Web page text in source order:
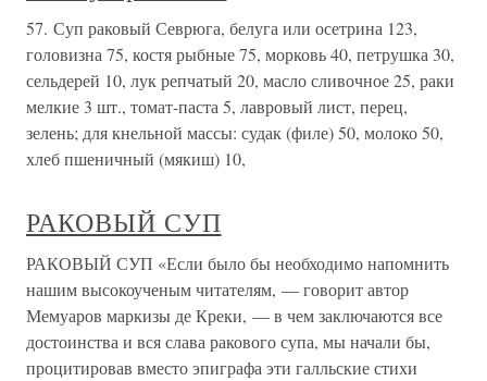
57. Суп раковый Севрюга, белуга или осетрина 123,
головизна 75, костя рыбные 75, морковь 40, петрушка 30,
сельдерей 10, лук репчатый 20, масло сливочное 25, раки
мелкие 3 шт., томат-паста 5, лавровый лист, перец,
зелень; для кнельной массы: судак (филе) 50, молоко 50,
хлеб пшеничный (мякиш) 10,
РАКОВЫЙ СУП
РАКОВЫЙ СУП «Если было бы необходимо напомнить
нашим высокоученым читателям, — говорит автор
Мемуаров маркизы де Креки, — в чем заключаются все
достоинства и вся слава ракового супа, мы начали бы,
процитировав вместо эпиграфа эти галльские стихи